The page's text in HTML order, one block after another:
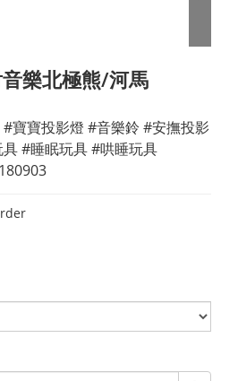
樂北極熊/河馬
寶寶投影燈 #音樂鈴 #安撫投影
#睡眠玩具 #哄睡玩具